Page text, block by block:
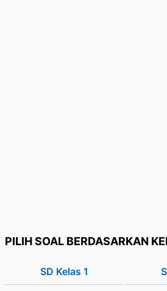
PILIH SOAL BERDASARKAN
SD Kelas 1